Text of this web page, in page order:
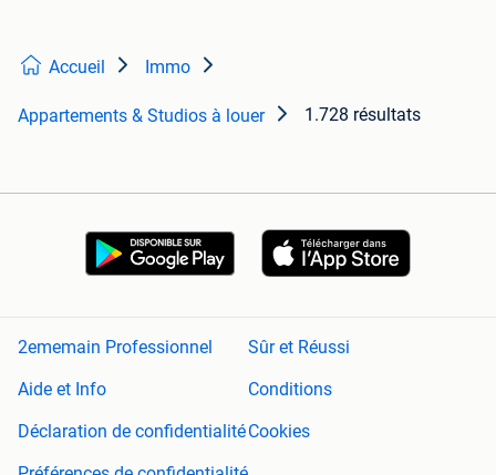
Accueil Immo
Appartements & Studios à louer 1.728 résultats
2ememain Professionnel
Sûr et Réussi
Aide et Info
Conditions
Déclaration de confidentialitéCookies